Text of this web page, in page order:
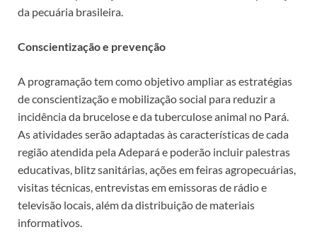
da pecuária brasileira.
Conscientização e prevenção
A programação tem como objetivo ampliar as estratégias
de conscientização e mobilização social para reduzir a
incidência da brucelose e da tuberculose animal no Pará.
As atividades serão adaptadas às características de cada
região atendida pela Adepará e poderão incluir palestras
educativas, blitz sanitárias, ações em feiras agropecuárias,
visitas técnicas, entrevistas em emissoras de rádio e
televisão locais, além da distribuição de materiais
informativos.